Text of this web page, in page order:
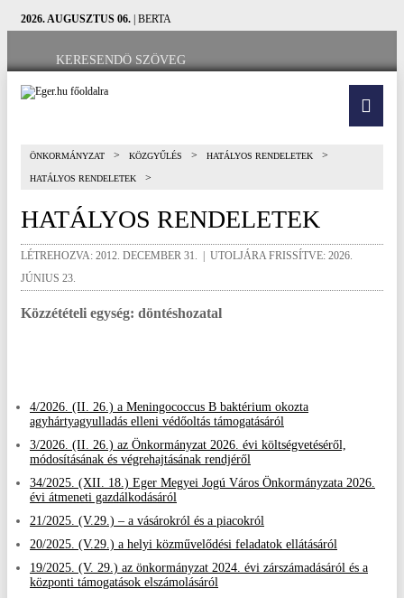
2026. AUGUSZTUS 06. | BERTA
ÖNKORMÁNYZAT > KÖZGYŰLÉS > HATÁLYOS RENDELETEK >
HATÁLYOS RENDELETEK >
HATÁLYOS RENDELETEK
LÉTREHOZVA: 2012. DECEMBER 31. | UTOLJÁRA FRISSÍTVE: 2026.
JÚNIUS 23.
Közzétételi egység: döntéshozatal
4/2026. (II. 26.) a Meningococcus B baktérium okozta
agyhártyagyulladás elleni védőoltás támogatásáról
3/2026. (II. 26.) az Önkormányzat 2026. évi költségvetéséről,
módosításának és végrehajtásának rendjéről
34/2025. (XII. 18.) Eger Megyei Jogú Város Önkormányzata 2026.
évi átmeneti gazdálkodásáról
21/2025. (V.29.) – a vásárokról és a piacokról
20/2025. (V.29.) a helyi közművelődési feladatok ellátásáról
19/2025. (V. 29.) az önkormányzat 2024. évi zárszámadásáról és a
központi támogatások elszámolásáról